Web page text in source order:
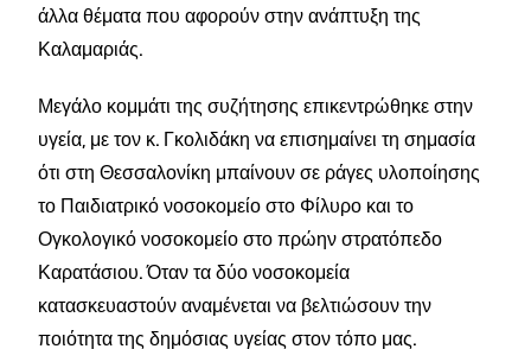
άλλα θέματα που αφορούν στην ανάπτυξη της
Καλαμαριάς.
Μεγάλο κομμάτι της συζήτησης επικεντρώθηκε στην
υγεία, με τον κ. Γκολιδάκη να επισημαίνει τη σημασία
ότι στη Θεσσαλονίκη μπαίνουν σε ράγες υλοποίησης
το Παιδιατρικό νοσοκομείο στο Φίλυρο και το
Ογκολογικό νοσοκομείο στο πρώην στρατόπεδο
Καρατάσιου. Όταν τα δύο νοσοκομεία
κατασκευαστούν αναμένεται να βελτιώσουν την
ποιότητα της δημόσιας υγείας στον τόπο μας.